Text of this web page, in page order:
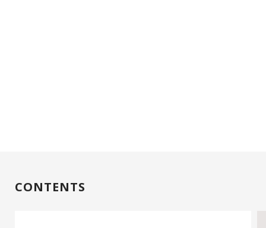
CONTENTS